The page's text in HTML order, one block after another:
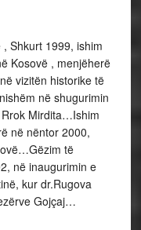
Shkurt 1999, ishim
Kosovë , menjëherë
vizitën historike të
në shugurimin
Mirdita…Ishim
në nëntor 2000,
të
në inaugurimin e
kur dr.Rugova
Gojçaj…